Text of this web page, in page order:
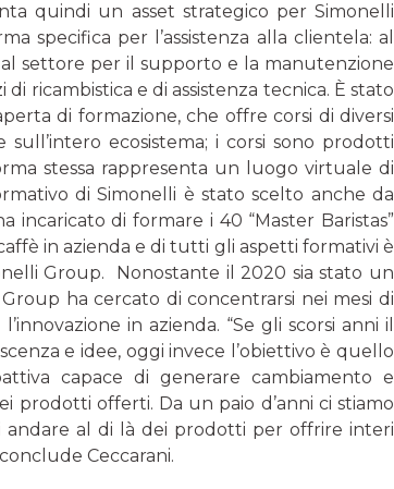
quindi un asset strategico per Simonelli
specifica per l’assistenza alla clientela: al
settore per il supporto e la manutenzione
ricambistica e di assistenza tecni­ca. È stato
di formazione, che offre corsi di diversi
ecosistema; i corsi sono prodotti
stessa rappre­senta un luogo virtuale di
di Simonelli è stato scelto anche da
di formare i 40 “Master Baristas”
in azienda e di tutti gli aspetti formativi è
Group. Nonostante il 2020 sia stato un
ha cercato di concentrarsi nei mesi di
in azienda. “Se gli scorsi anni il
e idee, oggi invece l’obiettivo è quello
capace di generare cambiamento e
prodotti offerti. Da un paio d’anni ci stiamo
andare al di là dei prodotti per offrire interi
Ceccarani.